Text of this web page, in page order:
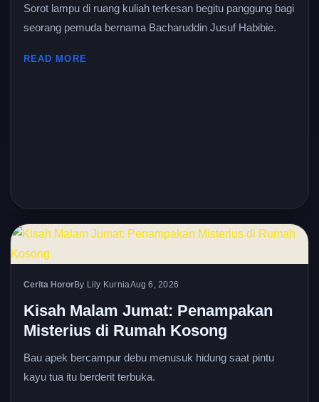
Sorot lampu di ruang kuliah terkesan begitu panggung bagi
seorang pemuda bernama Bacharuddin Jusuf Habibie.
READ MORE
Cerita HororBy Lily KurniaAug 6, 2026
Kisah Malam Jumat: Penampakan
Misterius di Rumah Kosong
Bau apek bercampur debu menusuk hidung saat pintu
kayu tua itu berderit terbuka.